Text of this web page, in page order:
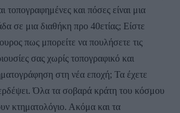
τοπογραφημένες και πόσες είναι μια
σε μια διαθήκη προ 40ετίας; Είστε
πως μπορείτε να πουλήσετε τις
σας χωρίς τοπογραφικό και
στη νέα εποχή; Τα έχετε
Όλα τα σοβαρά κράτη του κόσμου
κτηματολόγιο. Ακόμα και τα